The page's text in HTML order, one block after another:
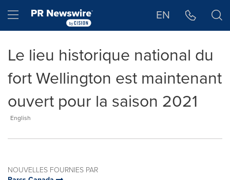
Hamburger menu EN
Le lieu historique national du
fort Wellington est maintenant
ouvert pour la saison 2021
English
NOUVELLES FOURNIES PAR